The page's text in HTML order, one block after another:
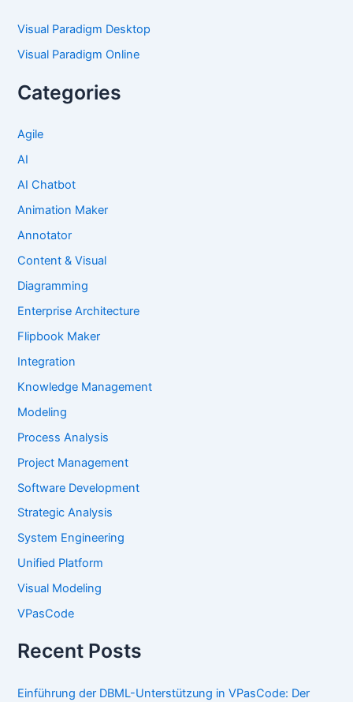
Visual Paradigm Desktop
Visual Paradigm Online
Categories
Agile
AI
AI Chatbot
Animation Maker
Annotator
Content & Visual
Diagramming
Enterprise Architecture
Flipbook Maker
Integration
Knowledge Management
Modeling
Process Analysis
Project Management
Software Development
Strategic Analysis
System Engineering
Unified Platform
Visual Modeling
VPasCode
Recent Posts
Einführung der DBML-Unterstützung in VPasCode: Der